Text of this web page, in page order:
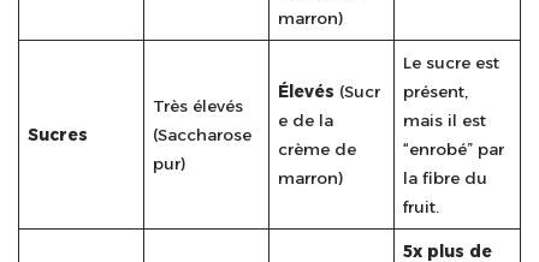
marron)
Sucres
Très élevés
(Saccharose
pur)
Élevés (Sucr
e de la
crème de
marron)
Le sucre est
présent,
mais il est
“enrobé” par
la fibre du
fruit.
5x plus de